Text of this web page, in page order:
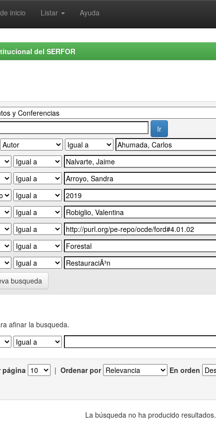
inicio Listar Ayuda
del SERFOR
busqueda
afinar la busqueda.
página | Ordenar por En orden
La búsqueda no ha producido resultados.